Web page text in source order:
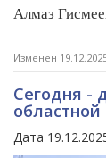
Алмаз
Изменен
Сегодня -
Дата